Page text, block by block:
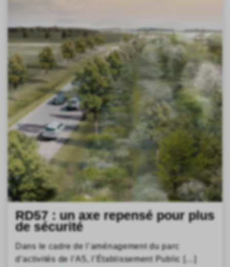
RD57 : un axe repensé pour plus
de sécurité
Dans le cadre de l’aménagement du parc
d’activités de l’A5, l’Établissement Public […]